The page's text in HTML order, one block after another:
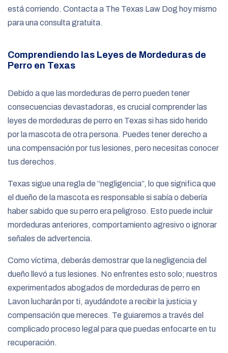
está corriendo. Contacta a The Texas Law Dog hoy mismo
para una consulta gratuita.
Comprendiendo las Leyes de Mordeduras de
Perro en Texas
Debido a que las mordeduras de perro pueden tener
consecuencias devastadoras, es crucial comprender las
leyes de mordeduras de perro en Texas si has sido herido
por la mascota de otra persona. Puedes tener derecho a
una compensación por tus lesiones, pero necesitas conocer
tus derechos.
Texas sigue una regla de “negligencia”, lo que significa que
el dueño de la mascota es responsable si sabía o debería
haber sabido que su perro era peligroso. Esto puede incluir
mordeduras anteriores, comportamiento agresivo o ignorar
señales de advertencia.
Como víctima, deberás demostrar que la negligencia del
dueño llevó a tus lesiones. No enfrentes esto solo; nuestros
experimentados abogados de mordeduras de perro en
Lavon lucharán por ti, ayudándote a recibir la justicia y
compensación que mereces. Te guiaremos a través del
complicado proceso legal para que puedas enfocarte en tu
recuperación.